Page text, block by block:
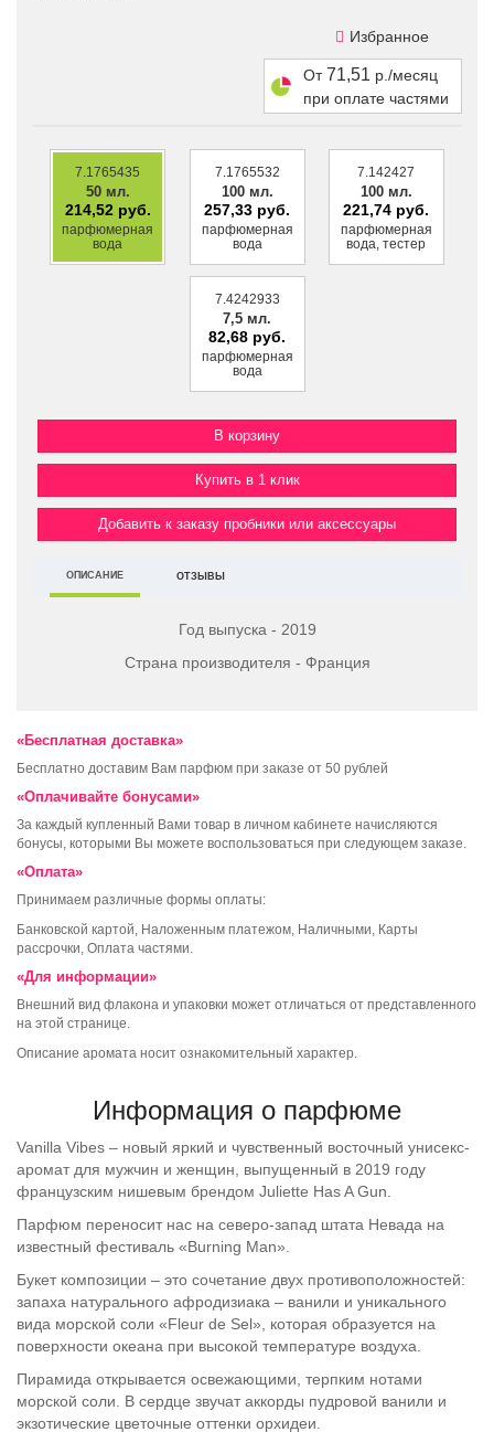
Избранное
От71,51 р./месяц
при оплате частями
7.1765435
50 мл.
214,52 руб.
парфюмерная
вода
7.1765532
100 мл.
257,33 руб.
парфюмерная
вода
7.142427
100 мл.
221,74 руб.
парфюмерная
вода, тестер
7.4242933
7,5 мл.
82,68 руб.
парфюмерная
вода
Купить в 1 клик
Добавить к заказу пробники или аксессуары
ОПИСАНИЕ ОТЗЫВЫ
Год выпуска - 2019
Страна производителя - Франция
«Бесплатная доставка»
Бесплатно доставим Вам парфюм при заказе от 50 рублей
«Оплачивайте бонусами»
За каждый купленный Вами товар в личном кабинете начисляются
бонусы, которыми Вы можете воспользоваться при следующем заказе.
«Оплата»
Принимаем различные формы оплаты:
Банковской картой, Наложенным платежом, Наличными, Карты
рассрочки, Оплата частями.
«Для информации»
Внешний вид флакона и упаковки может отличаться от представленного
на этой странице.
Описание аромата носит ознакомительный характер.
Информация о парфюме
Vanilla Vibes – новый яркий и чувственный восточный унисекс-
аромат для мужчин и женщин, выпущенный в 2019 году
французским нишевым брендом Juliette Has A Gun.
Парфюм переносит нас на северо-запад штата Невада на
известный фестиваль «Burning Man».
Букет композиции – это сочетание двух противоположностей:
запаха натурального афродизиака – ванили и уникального
вида морской соли «Fleur de Sel», которая образуется на
поверхности океана при высокой температуре воздуха.
Пирамида открывается освежающими, терпким нотами
морской соли. В сердце звучат аккорды пудровой ванили и
экзотические цветочные оттенки орхидеи.